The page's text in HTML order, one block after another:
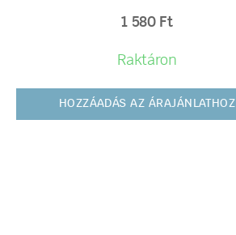
1 580 Ft
Raktáron
HOZZÁADÁS AZ ÁRAJÁNLATHOZ